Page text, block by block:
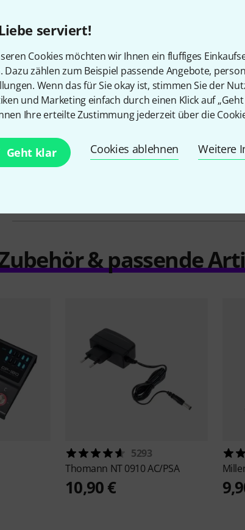
serviert!
Cookies möchten wir Ihnen ein fluffiges
Dazu zählen zum Beispiel passende Angebote,
Wenn das für Sie okay ist, stimmen Sie der
und Marketing einfach durch einen Klick auf „Geht
Ihre erteilte Zustimmung jederzeit über die
Geht klar Cookies ablehnen Weitere
Artikelnummer
Bauweise
Drumcomputer
Expression Pedal
Kopfhöreranschluss
& passende
5293
Thomann NT 0910 AC/PSA
10,90 €